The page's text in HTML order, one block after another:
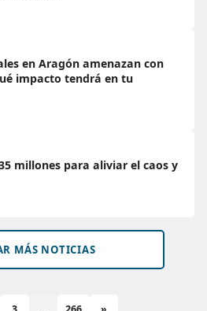
en Aragón amenazan con
impacto tendrá en tu
millones para aliviar el caos y
MÁS NOTICIAS